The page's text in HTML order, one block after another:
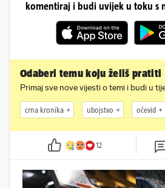
komentiraj i budi uvijek u toku s
Odaberi temu koju želiš pratiti
Primaj sve nove vijesti o temi i budi u
crna kronika ubojstvo očevid
12